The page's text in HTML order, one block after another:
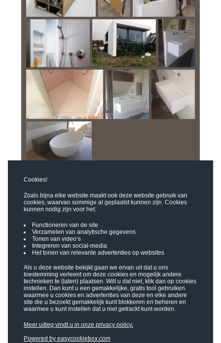
Cookies!
Zoals bijna elke website maakt ook deze website gebruik van
cookies, waarvan sommige al geplaatst kunnen zijn. Cookies
kunnen nodig zijn voor het:
Functioneren van de site
Verzamelen van analytische gegevens
Tonen van video’s
Integreren van social-media
Het tonen van relevante advertenties op websites
Als u deze website bekijkt gaan we ervan uit dat u ons
toestemming verleent om deze cookies en mogelijk andere
technieken te (laten) plaatsen. Wilt u dat niet, klik dan op cookies
instellen. Dan kunt u een gemakkelijke, gratis tool gebruiken
waarmee u cookies en advertenties van deze en elke andere
site die u bezoekt gemakkelijk kunt blokkeren en beheren en
waarmee u kunt instellen dat u niet getrackt kunt worden.
Meer uitleg vindt u in onze privacy policy.
Powered by easycookiebox.com